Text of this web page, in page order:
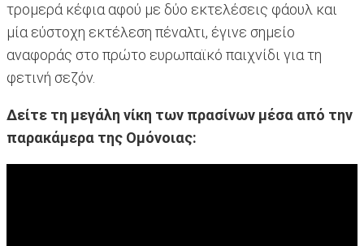
τρομερά κέφια αφού με δύο εκτελέσεις φάουλ και
μία εύστοχη εκτέλεση πέναλτι, έγινε σημείο
αναφοράς στο πρώτο ευρωπαϊκό παιχνίδι για τη
φετινή σεζόν.
Δείτε τη μεγάλη νίκη των πρασίνων μέσα από την
παρακάμερα της Ομόνοιας: